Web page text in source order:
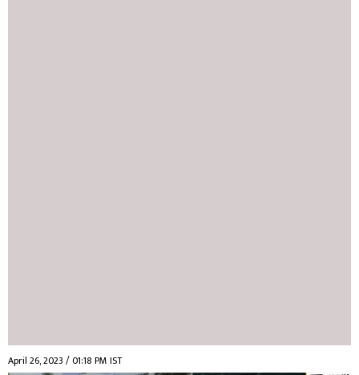
April 26, 2023 / 01:18 PM IST